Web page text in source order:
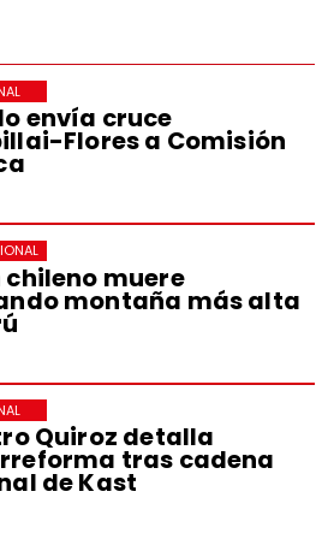
envía cruce
Flores a Comisión
chileno muere
montaña más alta
Quiroz detalla
tras cadena
de Kast